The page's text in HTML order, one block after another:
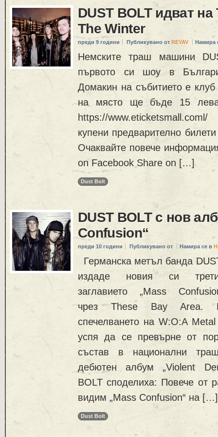
DUST BOLT идват
The Winter
преди 9 години Публикувано от REYAV Намира
Немските траш машини
първото си шоу в
Домакин на събитието е
на място ще бъде 15
https://
купени предварително
Очаквайте повече
on Facebook Share on […]
Dust Bolt
DUST BOLT с нов
Confusion“
преди 10 години Публикувано от Намира се в
Германска метъл банда
издаде новия си
заглавието „Mass
чрез These Bay Area.
спечелването на W:O:A
успя да се превърне от
състав в национални
дебютен албум „Violent
BOLT споделиха: Повече от
видим „Mass Confusion“ на […]
Dust Bolt